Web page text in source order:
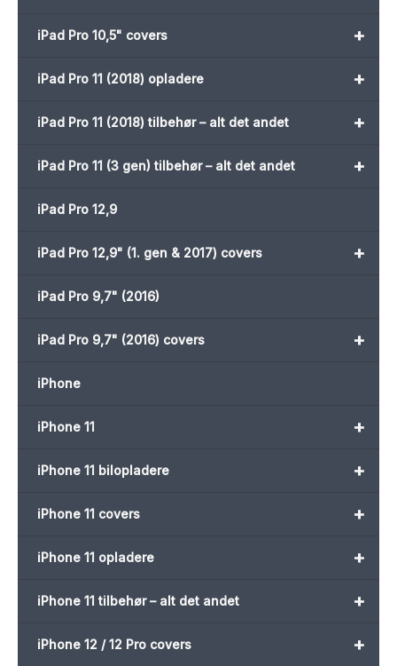
+
iPad Pro 10,5" covers
+
iPad Pro 11 (2018) opladere
+
iPad Pro 11 (2018) tilbehør – alt det andet
+
iPad Pro 11 (3 gen) tilbehør – alt det andet
iPad Pro 12,9
+
iPad Pro 12,9" (1. gen & 2017) covers
iPad Pro 9,7" (2016)
+
iPad Pro 9,7" (2016) covers
iPhone
+
iPhone 11
+
iPhone 11 bilopladere
+
iPhone 11 covers
+
iPhone 11 opladere
+
iPhone 11 tilbehør – alt det andet
+
iPhone 12 / 12 Pro covers